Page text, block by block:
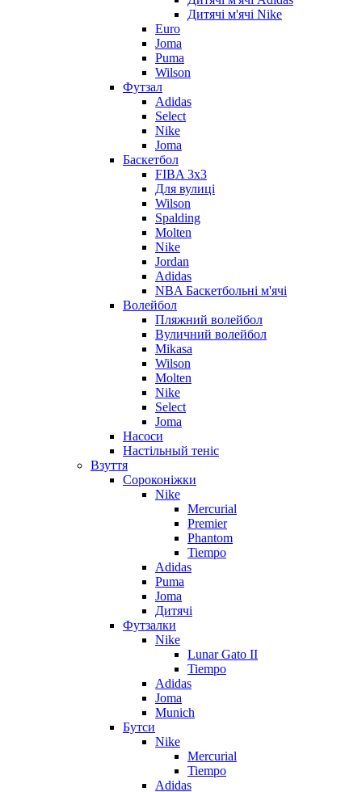
Дитячі м'ячі Nike
Euro
Joma
Puma
Wilson
Футзал
Adidas
Select
Nike
Joma
Баскетбол
FIBA 3x3
Для вулиці
Wilson
Spalding
Molten
Nike
Jordan
Adidas
NBA Баскетбольні м'ячі
Волейбол
Пляжний волейбол
Вуличний волейбол
Mikasa
Wilson
Molten
Nike
Select
Joma
Насоси
Настільный теніс
Взуття
Сороконіжки
Nike
Mercurial
Premier
Phantom
Tiempo
Adidas
Puma
Joma
Дитячі
Футзалки
Nike
Lunar Gato II
Tiempo
Adidas
Joma
Munich
Бутси
Nike
Mercurial
Tiempo
Adidas